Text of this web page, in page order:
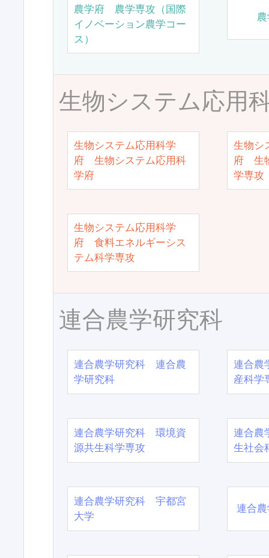
農学府 農学専攻（国際
イノベーション農学コー
ス）
生物システム応用
生物システム応用科学
府 生物システム応用科
学府
生物シ
府 生
学専攻
生物システム応用科学
府 食料エネルギーシス
テム科学専攻
連合農学研究科
連合農学研究科 連合農
学研究科
連合農
産科学
連合農学研究科 環境資
源共生科学専攻
連合農
生社会
連合農学研究科 宇都宮
大学
連合